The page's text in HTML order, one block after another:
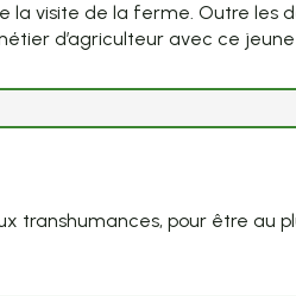
la visite de la ferme. Outre les
d’agriculteur avec ce
transhumances, pour être au